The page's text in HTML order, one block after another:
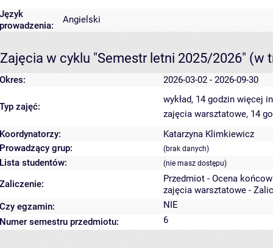
Język
prowadzenia:
Angielski
Zajęcia w cyklu "Semestr letni 2025/2026" (w
Okres: 2026-03-02 - 2026-09-30
Typ zajęć:
wykład, 14 godzin więcej
zajęcia warsztatowe, 14
Koordynatorzy:
Katarzyna Klimkiewicz
Prowadzący grup:
(brak danych)
Lista studentów: (nie masz dostępu)
Zaliczenie:
Przedmiot - Ocena
zajęcia warsztatowe -
Czy egzamin:
NIE
Numer semestru przedmiotu:
6